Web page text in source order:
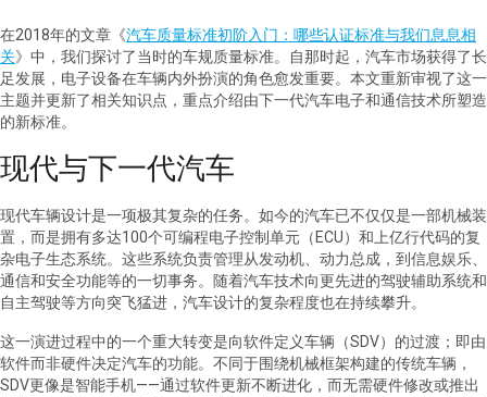
在2018年的文章《汽车质量标准初阶入门：哪些认证标准与我们息息相
关》中，我们探讨了当时的车规质量标准。自那时起，汽车市场获得了长
足发展，电子设备在车辆内外扮演的角色愈发重要。本文重新审视了这一
主题并更新了相关知识点，重点介绍由下一代汽车电子和通信技术所塑造
的新标准。
现代与下一代汽车
现代车辆设计是一项极其复杂的任务。如今的汽车已不仅仅是一部机械装
置，而是拥有多达100个可编程电子控制单元（ECU）和上亿行代码的复
杂电子生态系统。这些系统负责管理从发动机、动力总成，到信息娱乐、
通信和安全功能等的一切事务。随着汽车技术向更先进的驾驶辅助系统和
自主驾驶等方向突飞猛进，汽车设计的复杂程度也在持续攀升。
这一演进过程中的一个重大转变是向软件定义车辆（SDV）的过渡；即由
软件而非硬件决定汽车的功能。不同于围绕机械框架构建的传统车辆，
SDV更像是智能手机——通过软件更新不断进化，而无需硬件修改或推出